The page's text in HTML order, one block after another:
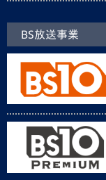
BS放送事業